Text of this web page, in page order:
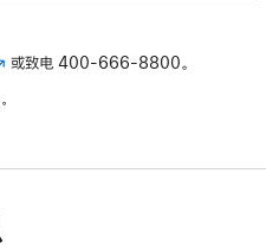
或致电400-666-8800。